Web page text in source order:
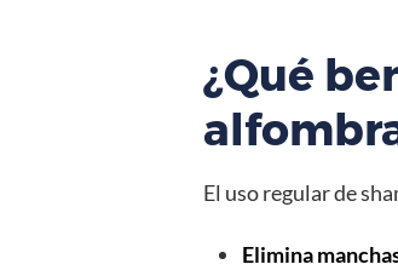
¿Qué
El uso regular de
Elimina